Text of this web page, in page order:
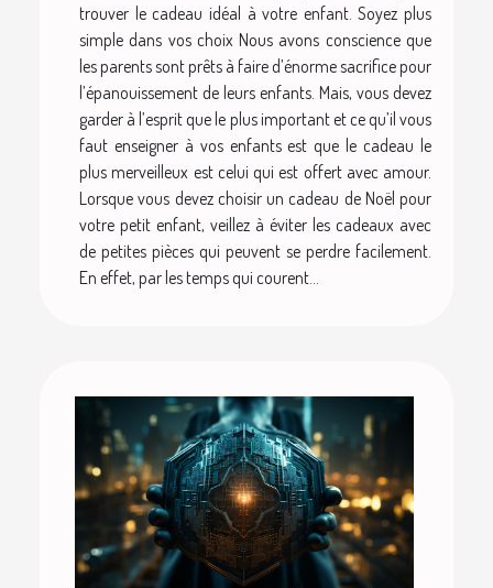
trouver le cadeau idéal à votre enfant. Soyez plus
simple dans vos choix Nous avons conscience que
les parents sont prêts à faire d’énorme sacrifice pour
l’épanouissement de leurs enfants. Mais, vous devez
garder à l’esprit que le plus important et ce qu’il vous
faut enseigner à vos enfants est que le cadeau le
plus merveilleux est celui qui est offert avec amour.
Lorsque vous devez choisir un cadeau de Noël pour
votre petit enfant, veillez à éviter les cadeaux avec
de petites pièces qui peuvent se perdre facilement.
En effet, par les temps qui courent...